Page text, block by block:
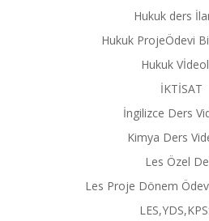
Hukuk ders
Hukuk ProjeÖdevi
Hukuk
İKTİSAT
İngilizce Ders
Kimya Ders
Les Özel
Les Proje Dönem